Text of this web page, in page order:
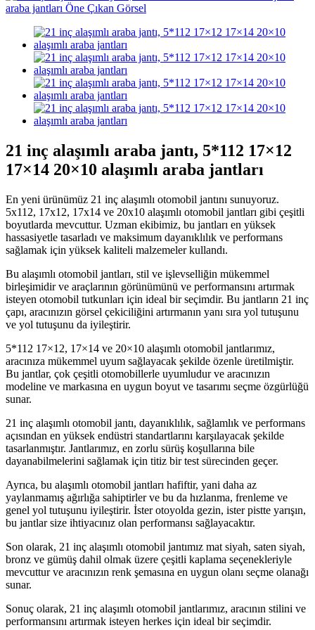
21 inç alaşımlı araba jantı, 5*112 17×12
17×14 20×10 alaşımlı araba jantları
En yeni ürünümüz 21 inç alaşımlı otomobil jantını sunuyoruz.
5x112, 17x12, 17x14 ve 20x10 alaşımlı otomobil jantları gibi çeşitli
boyutlarda mevcuttur. Uzman ekibimiz, bu jantları en yüksek
hassasiyetle tasarladı ve maksimum dayanıklılık ve performans
sağlamak için yüksek kaliteli malzemeler kullandı.
Bu alaşımlı otomobil jantları, stil ve işlevselliğin mükemmel
birleşimidir ve araçlarının görünümünü ve performansını artırmak
isteyen otomobil tutkunları için ideal bir seçimdir. Bu jantların 21 inç
çapı, aracınızın görsel çekiciliğini artırmanın yanı sıra yol tutuşunu
ve yol tutuşunu da iyileştirir.
5*112 17×12, 17×14 ve 20×10 alaşımlı otomobil jantlarımız,
aracınıza mükemmel uyum sağlayacak şekilde özenle üretilmiştir.
Bu jantlar, çok çeşitli otomobillerle uyumludur ve aracınızın
modeline ve markasına en uygun boyut ve tasarımı seçme özgürlüğü
sunar.
21 inç alaşımlı otomobil jantı, dayanıklılık, sağlamlık ve performans
açısından en yüksek endüstri standartlarını karşılayacak şekilde
tasarlanmıştır. Jantlarımız, en zorlu sürüş koşullarına bile
dayanabilmelerini sağlamak için titiz bir test sürecinden geçer.
Ayrıca, bu alaşımlı otomobil jantları hafiftir, yani daha az
yaylanmamış ağırlığa sahiptirler ve bu da hızlanma, frenleme ve
genel yol tutuşunu iyileştirir. İster otoyolda gezin, ister pistte yarışın,
bu jantlar size ihtiyacınız olan performansı sağlayacaktır.
Son olarak, 21 inç alaşımlı otomobil jantımız mat siyah, saten siyah,
bronz ve gümüş dahil olmak üzere çeşitli kaplama seçenekleriyle
mevcuttur ve aracınızın renk şemasına en uygun olanı seçme olanağı
sunar.
Sonuç olarak, 21 inç alaşımlı otomobil jantlarımız, aracının stilini ve
performansını artırmak isteyen herkes için ideal bir seçimdir.